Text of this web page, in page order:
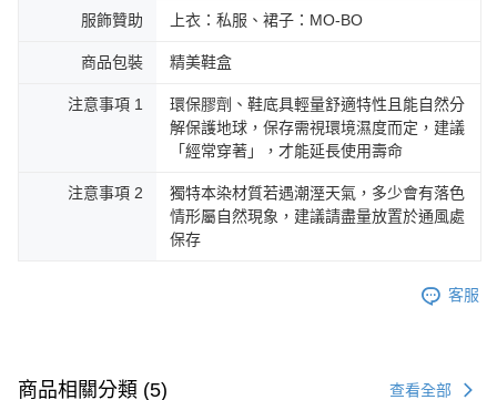
服飾贊助 上衣：私服、裙子：MO-BO
商品包裝 精美鞋盒
注意事項 1
環保膠劑、鞋底具輕量舒適特性且能自然分
解保護地球，保存需視環境濕度而定，建議
「經常穿著」，才能延長使用壽命
注意事項 2
獨特本染材質若遇潮溼天氣，多少會有落色
情形屬自然現象，建議請盡量放置於通風處
保存
客服
商品相關分類 (5) 查看全部